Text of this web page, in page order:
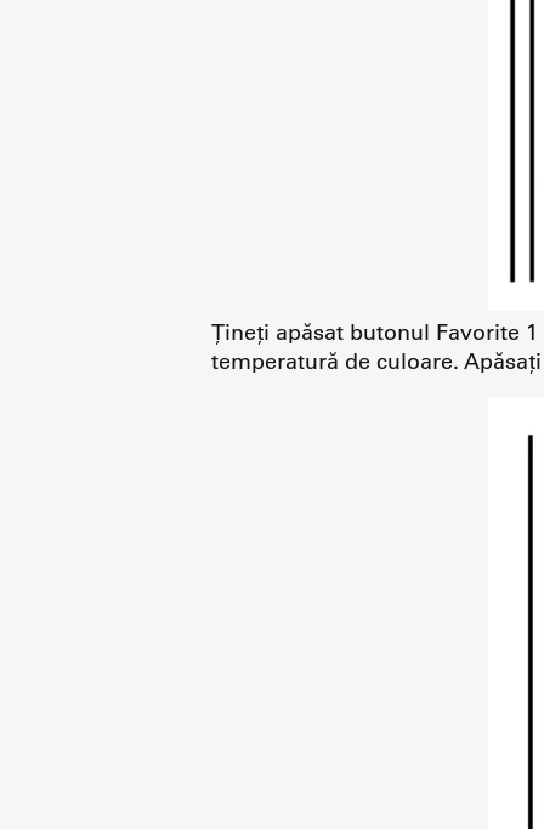
Țineți apăsat butonul Favorite
temperatură de culoare.